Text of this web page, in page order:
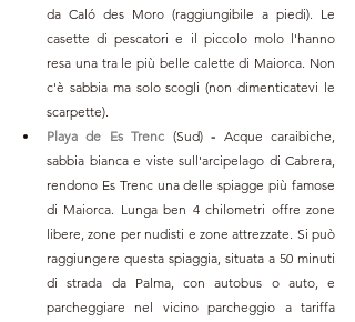
da Caló des Moro (raggiungibile a piedi). Le
casette di pescatori e il piccolo molo l'hanno
resa una tra le più belle calette di Maiorca. Non
c'è sabbia ma solo scogli (non dimenticatevi le
scarpette).
Playa de Es Trenc (Sud) - Acque caraibiche,
sabbia bianca e viste sull'arcipelago di Cabrera,
rendono Es Trenc una delle spiagge più famose
di Maiorca. Lunga ben 4 chilometri offre zone
libere, zone per nudisti e zone attrezzate. Si può
raggiungere questa spiaggia, situata a 50 minuti
di strada da Palma, con autobus o auto, e
parcheggiare nel vicino parcheggio a tariffa